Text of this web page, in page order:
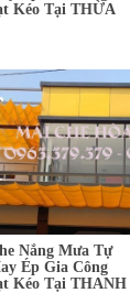
Kéo Tại THỪA
Nắng Mưa Tự
Ép Gia Công
Kéo Tại THANH